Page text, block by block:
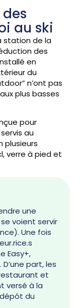
au ski
station de la
des
en
du
n’ont pas
plus basses
pour
au
plusieurs
verre à pied et
une
voient servir
Une fois
Easy+,
part, les
et
versé à la
du